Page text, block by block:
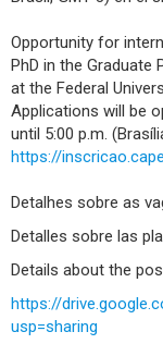
Opportunity for
PhD in the Graduate
at the Federal
Applications will be
until 5:00 p.m.
https://
Detalhes sobre as
Detalles sobre las
Details about the
https://
usp=sharing